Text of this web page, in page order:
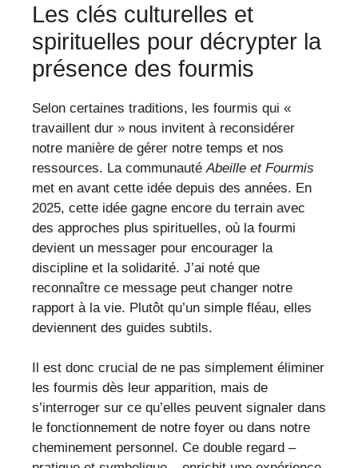
Les clés culturelles et
spirituelles pour décrypter la
présence des fourmis
Selon certaines traditions, les fourmis qui «
travaillent dur » nous invitent à reconsidérer
notre manière de gérer notre temps et nos
ressources. La communautéAbeille et Fourmis
met en avant cette idée depuis des années. En
2025, cette idée gagne encore du terrain avec
des approches plus spirituelles, où la fourmi
devient un messager pour encourager la
discipline et la solidarité. J’ai noté que
reconnaître ce message peut changer notre
rapport à la vie. Plutôt qu’un simple fléau, elles
deviennent des guides subtils.
Il est donc crucial de ne pas simplement éliminer
les fourmis dès leur apparition, mais de
s’interroger sur ce qu’elles peuvent signaler dans
le fonctionnement de notre foyer ou dans notre
cheminement personnel. Ce double regard –